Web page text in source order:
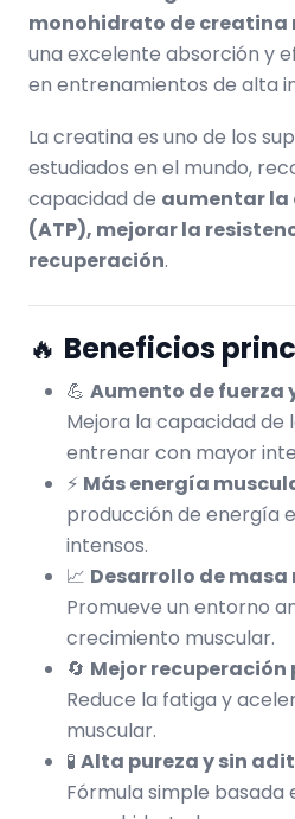
monohidrato de creatina
una excelente absorción y
en entrenamientos de alta
La creatina es uno de los
estudiados en el mundo,
capacidad de aumentar la
(ATP), mejorar la
recuperación.
🔥 Beneficios
💪 Aumento de fuerza
Mejora la capacidad de
entrenar con mayor
⚡ Más energía
producción de energía
intensos.
📈 Desarrollo de
Promueve un entorno
crecimiento muscular.
🔄 Mejor
Reduce la fatiga y
muscular.
🧪 Alta pureza y sin
Fórmula simple basada